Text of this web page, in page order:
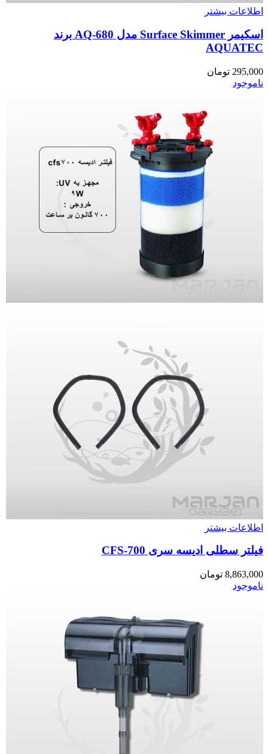
اطلاعات بیشتر
اسکیمر Surface Skimmer مدل AQ-680 برند
AQUATEC
295,000 تومان
ناموجود
اطلاعات بیشتر
فیلتر سطلی ادیسه سری CFS-700
8,863,000 تومان
ناموجود